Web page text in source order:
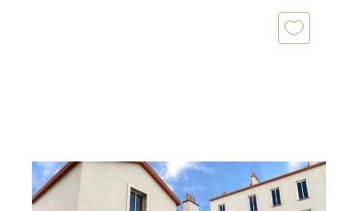
ST MAUR DES FOSSES 94
50,80 m
, 3 pièces